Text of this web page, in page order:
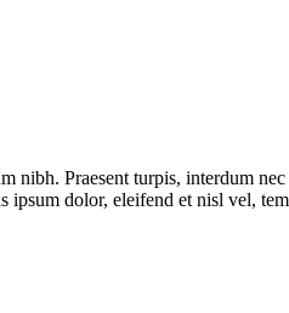
Praesent turpis, interdum
dolor, eleifend et nisl vel,